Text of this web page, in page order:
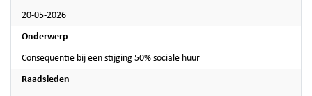
20-05-2026
Onderwerp
Consequentie bij een stijging 50% sociale huur
Raadsleden